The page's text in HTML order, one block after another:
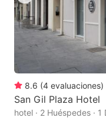
8.6 (4 evaluaciones)
San Gil Plaza Hotel
hotel · 2 Huéspedes ·